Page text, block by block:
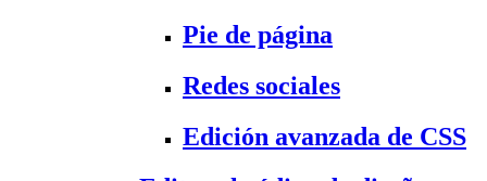
Pie de página
Redes sociales
Edición avanzada de CSS